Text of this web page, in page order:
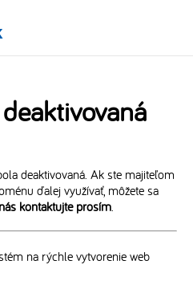
deaktivovaná. Ak ste majiteľom
ďalej využívať, môžete sa
nás kontaktujte prosím.
na rýchle vytvorenie web